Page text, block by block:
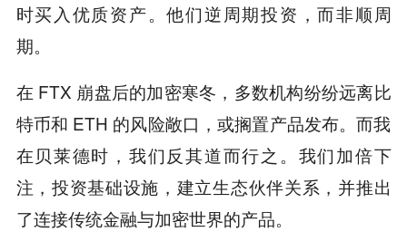
时买入优质资产。他们逆周期投资，而非顺周
期。
在 FTX 崩盘后的加密寒冬，多数机构纷纷远离比
特币和 ETH 的风险敞口，或搁置产品发布。而我
在贝莱德时，我们反其道而行之。我们加倍下
注，投资基础设施，建立生态伙伴关系，并推出
了连接传统金融与加密世界的产品。